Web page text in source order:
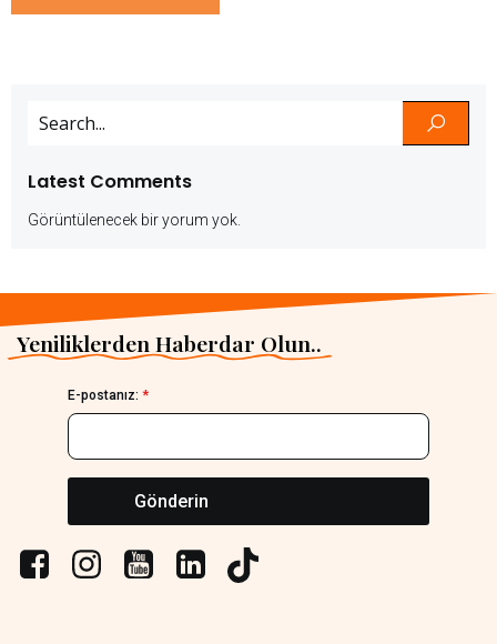
Latest Comments
Görüntülenecek bir yorum yok.
Yeniliklerden Haberdar Olun..
E-postanız: *
Gönderin